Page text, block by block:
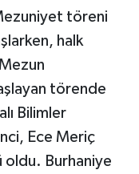
töreni
halk
törende
Bilimler
Ece Meriç
oldu. Burhaniye